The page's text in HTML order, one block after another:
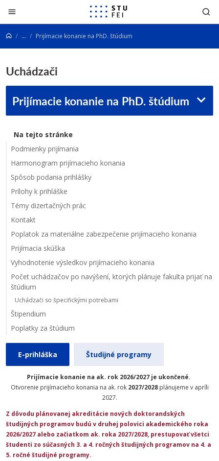
Prejsť na obsah
... Prijímacie konanie na PhD. štúdium
Uchádzači
Prijímacie konanie na PhD. štúdium
Na tejto stránke
Podmienky prijímania
Harmonogram prijímacieho konania
Spôsob podania prihlášky
Prílohy k prihláške
Témy dizertačných prác
Kontakt
Poplatok za materiálne zabezpečenie prijímacieho konania
Prijímacia skúška
Vyhodnotenie výsledkov prijímacieho konania
Počet uchádzačov po navýšení, ktorých plánuje fakulta prijať na
štúdium
Uchádzači so špecifickými potrebami
Štipendium
Poplatky za štúdium
E-prihláška Študijné programy
Prijímacie konanie na ak. rok 2026/2027 je ukončené.
Otvorenie prijímacieho konania na ak. rok 2027/2028plánujeme v apríli
2027.
Z dôvodu plánovanej akreditácie nových doktorandských
študijných programov budú v druhej polovici akademického roka
2026/2027 alebo začiatkom ak. roka 2027/2028, prestupovať všetci
študenti zo súčasných 3. a 4. ročných študijných programov na 4. a
5. ročné študijné programy.